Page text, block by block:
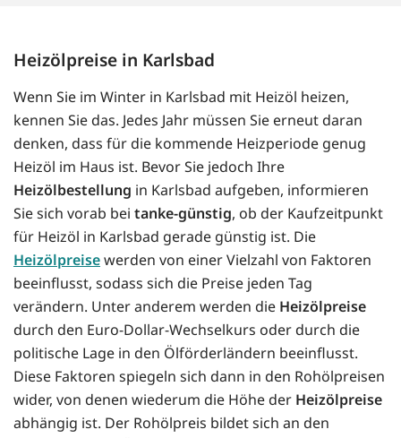
Heizölpreise in Karlsbad
Wenn Sie im Winter in Karlsbad mit Heizöl heizen,
kennen Sie das. Jedes Jahr müssen Sie erneut daran
denken, dass für die kommende Heizperiode genug
Heizöl im Haus ist. Bevor Sie jedoch Ihre
Heizölbestellung in Karlsbad aufgeben, informieren
Sie sich vorab bei tanke-günstig, ob der Kaufzeitpunkt
für Heizöl in Karlsbad gerade günstig ist. Die
Heizölpreisewerden von einer Vielzahl von Faktoren
beeinflusst, sodass sich die Preise jeden Tag
verändern. Unter anderem werden die Heizölpreise
durch den Euro-Dollar-Wechselkurs oder durch die
politische Lage in den Ölförderländern beeinflusst.
Diese Faktoren spiegeln sich dann in den Rohölpreisen
wider, von denen wiederum die Höhe der Heizölpreise
abhängig ist. Der Rohölpreis bildet sich an den